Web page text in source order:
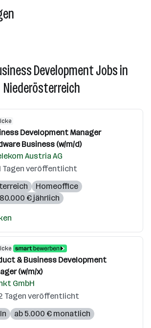
Development Jobs in
Niederösterreich
Development Manager
Business (w/m/d)
Austria AG
Tagen veröffentlicht
Homeoffice
€ jährlich
& Business Development
(w/m/x)
GmbH
Tagen veröffentlicht
ab 5.000 € monatlich